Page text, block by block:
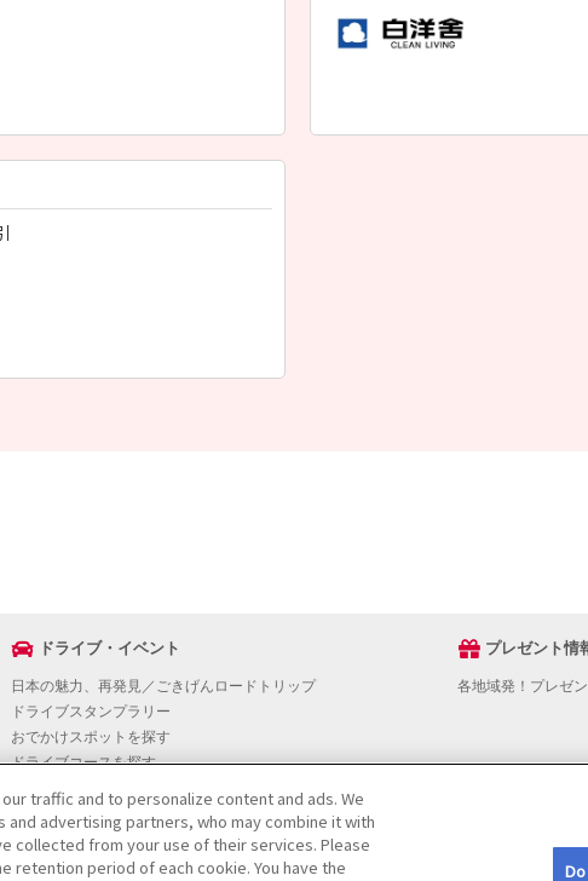
ドライブ・イベント
日本の魅力、再発見／ごきげんロードトリップ
ドライブスタンプラリー
おでかけスポットを探す
ドライブコースを探す
イベントを探す
地図から探す
お役立ち情報
ドライブ情報ページ操作マニュアル
プレゼント情
各地域発！プレゼ
traffic and to personalize content and ads. We
advertising partners, who may combine it with
collected from your use of their services. Please
retention period of each cookie. You have the